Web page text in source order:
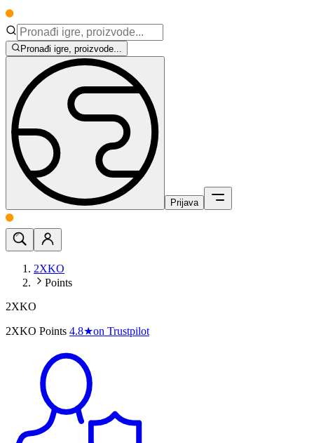
Pronađi igre, proizvode...
Prijava
2XKO
Points
2XKO
2XKO Points 4.8★on Trustpilot